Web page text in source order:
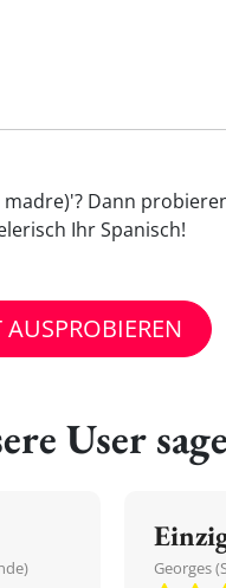
Dann
Ihr Spanisch!
AUSPROBIEREN
User
Georges